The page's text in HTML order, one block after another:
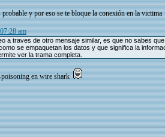
y por eso se te bloque la conexión en la victima
am
a traves de otro mensaje similar, es que no sabes
se empaquetan los datos y que significa la
ver la trama completa.
poisoning en wire shark